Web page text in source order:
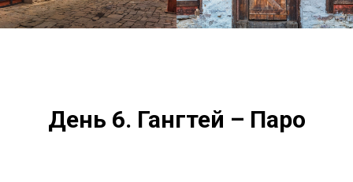
День 6. Гангтей – Паро